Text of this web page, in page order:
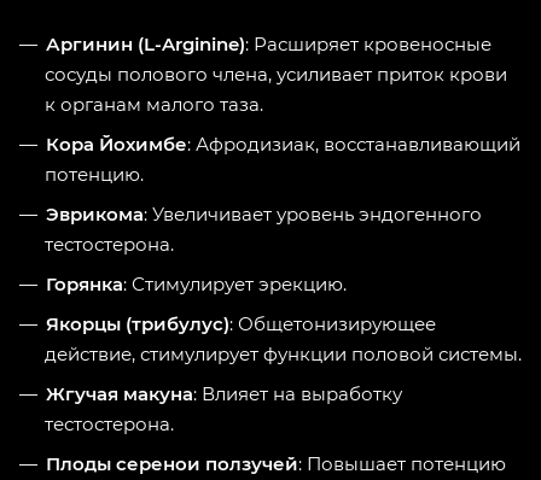
Аргинин (L-Arginine): Расширяет кровеносные
сосуды полового члена, усиливает приток крови
к органам малого таза.
Кора Йохимбе: Афродизиак, восстанавливающий
потенцию.
Эврикома: Увеличивает уровень эндогенного
тестостерона.
Горянка: Стимулирует эрекцию.
Якорцы (трибулус): Общетонизирующее
действие, стимулирует функции половой системы.
Жгучая макуна: Влияет на выработку
тестостерона.
Плоды серенои ползучей: Повышает потенцию